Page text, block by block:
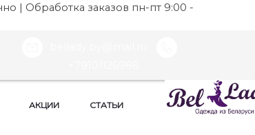
| Обработка заказов пн-пт 9:00 -
АКЦИИ СТАТЬИ